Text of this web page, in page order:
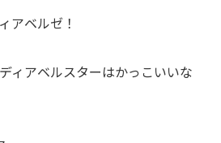
アベルゼ！
ィアベルスターはかっこいいな